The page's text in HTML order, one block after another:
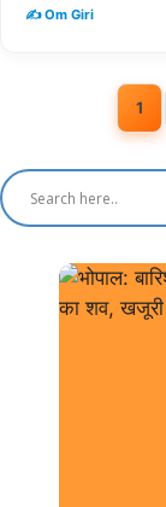
✍️ Om Giri
1